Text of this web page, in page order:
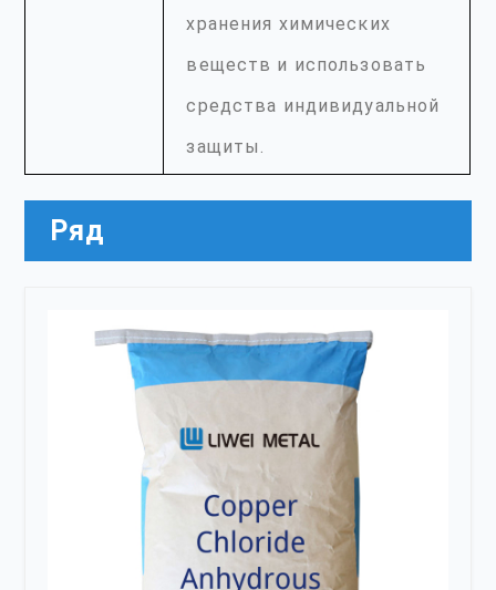
хранения химических
веществ и использовать
средства индивидуальной
защиты.
Ряд